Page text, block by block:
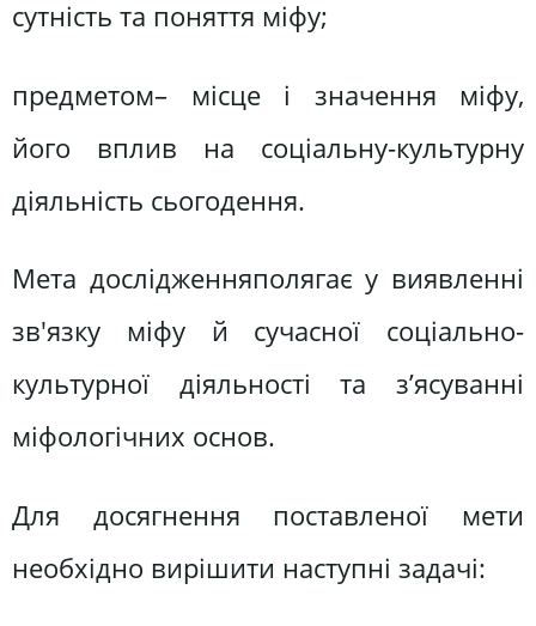
сутність та поняття міфу;
предметом– місце і значення міфу,
його вплив на соціальну-культурну
діяльність сьогодення.
Мета дослідженняполягає у виявленні
зв'язку міфу й сучасної соціально-
культурної діяльності та з’ясуванні
міфологічних основ.
Для досягнення поставленої мети
необхідно вирішити наступні задачі: